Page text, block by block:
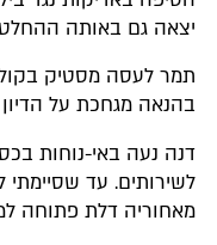
יצאה גם באותה
תמר לעסה מסטיק
בהנאה מגחכת על
דנה נעה באי-נוחות
לשירותים. עד
מאחוריה דלת פתוחה